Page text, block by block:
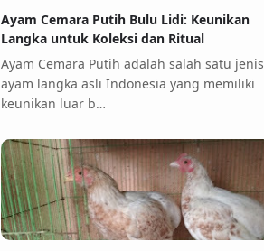
Ayam Cemara Putih Bulu Lidi: Keunikan
Langka untuk Koleksi dan Ritual
Ayam Cemara Putih adalah salah satu jenis
ayam langka asli Indonesia yang memiliki
keunikan luar b…